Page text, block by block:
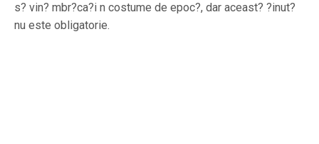
s? vin? mbr?ca?i n costume de epoc?, dar aceast? ?inut?
nu este obligatorie.